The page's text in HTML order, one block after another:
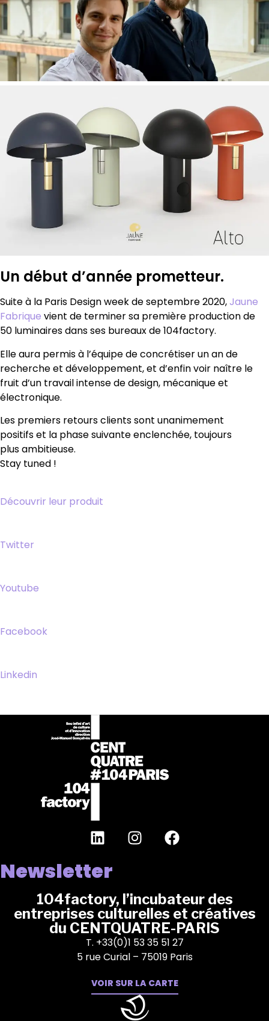
Un début d’année prometteur.
Suite à la Paris Design week de septembre 2020,Jaune
Fabrique vient de terminer sa première production de
50 luminaires dans ses bureaux de 104factory.
Elle aura permis à l’équipe de concrétiser un an de
recherche et développement, et d’enfin voir naître le
fruit d’un travail intense de design, mécanique et
électronique.
Les premiers retours clients sont unanimement
positifs et la phase suivante enclenchée, toujours
plus ambitieuse.
Stay tuned !
Découvrir leur produit
Twitter
Youtube
Facebook
Linkedin
Newsletter
104factory, l’incubateur des
entreprises culturelles et créatives
du CENTQUATRE-PARIS
T. +33(0)1 53 35 51 27
5 rue Curial – 75019 Paris
VOIR SUR LA CARTE